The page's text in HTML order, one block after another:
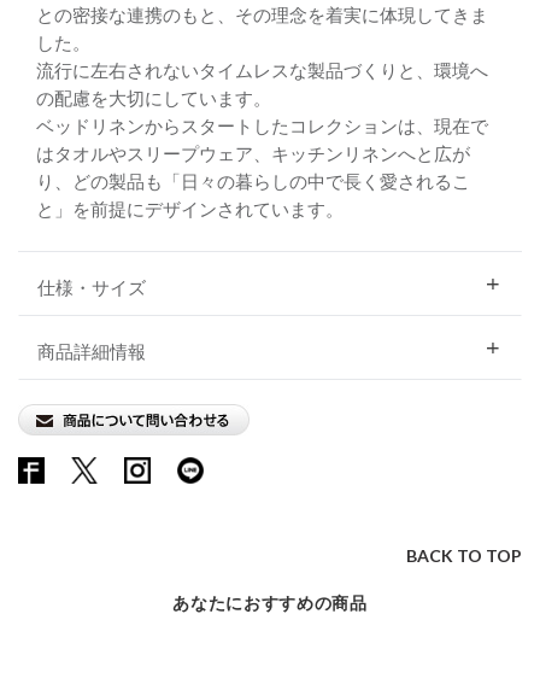
との密接な連携のもと、その理念を着実に体現してきま
した。
流行に左右されないタイムレスな製品づくりと、環境へ
の配慮を大切にしています。
ベッドリネンからスタートしたコレクションは、現在で
はタオルやスリープウェア、キッチンリネンへと広が
り、どの製品も「日々の暮らしの中で長く愛されるこ
と」を前提にデザインされています。
仕様・サイズ
商品詳細情報
BACK TO TOP
あなたにおすすめの商品